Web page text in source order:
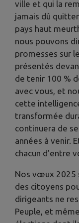
ville et qui la
jamais dû
pays haut
nous pouvons
promesses sur
présentés
de tenir 100 %
avec vous, et
cette
transformée
continuera de
années à venir.
chacun d’entre
Nos vœux 2025
des citoyens
dirigeants ne
Peuple, et